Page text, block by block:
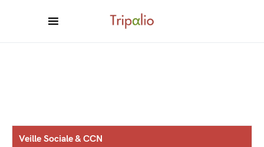
Veille Sociale & CCN